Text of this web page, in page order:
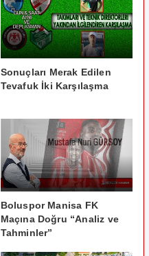
Sonuçları Merak Edilen
Tevafuk İki Karşılaşma
Boluspor Manisa FK
Maçına Doğru “Analiz ve
Tahminler”